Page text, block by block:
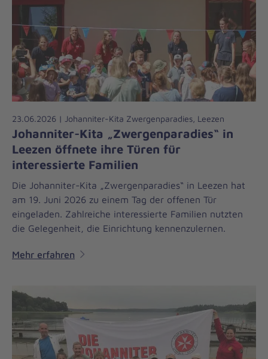
23.06.2026 | Johanniter-Kita Zwergenparadies, Leezen
Johanniter-Kita „Zwergenparadies“ in
Leezen öffnete ihre Türen für
interessierte Familien
Die Johanniter-Kita „Zwergenparadies“ in Leezen hat
am 19. Juni 2026 zu einem Tag der offenen Tür
eingeladen. Zahlreiche interessierte Familien nutzten
die Gelegenheit, die Einrichtung kennenzulernen.
Mehr erfahren